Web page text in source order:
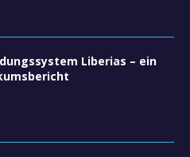
Liberias – ein